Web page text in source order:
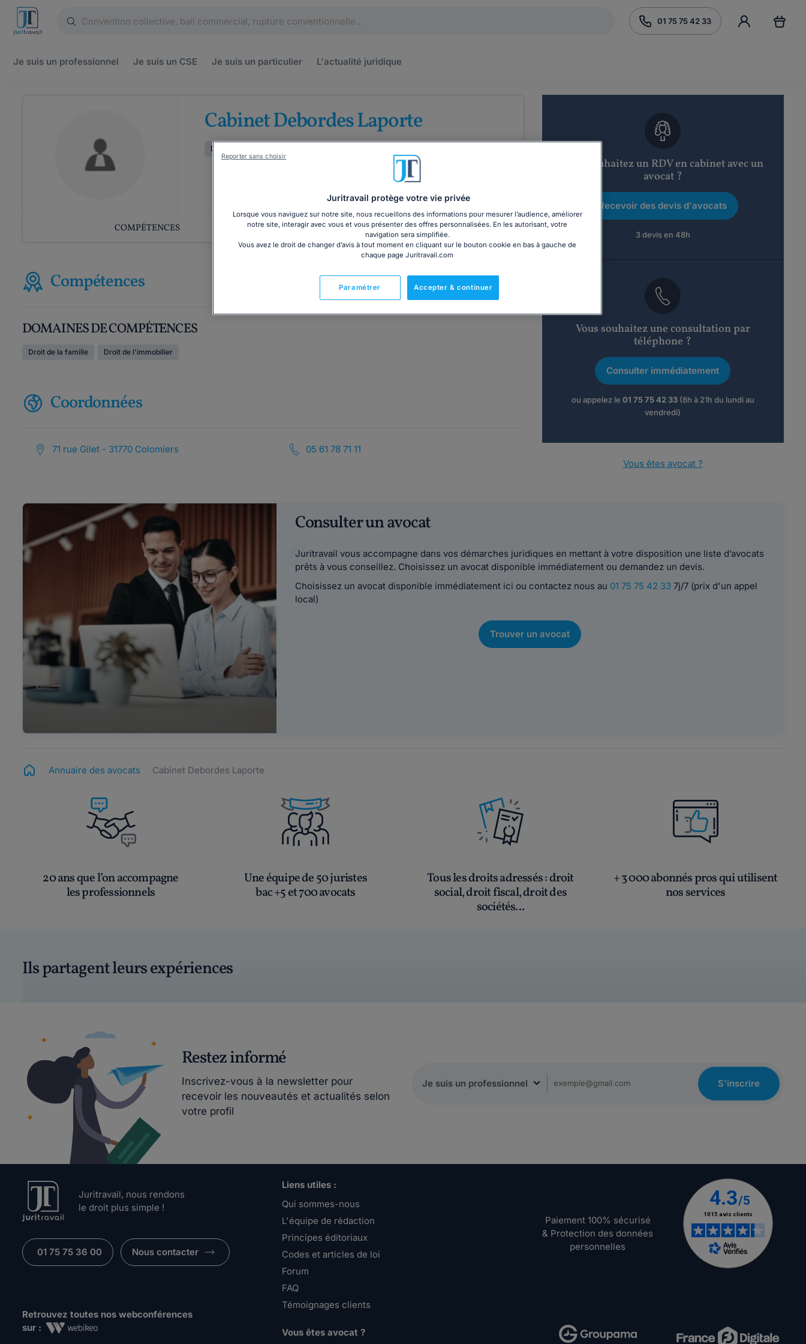
01 75 75 42 33
Je suis un professionnel Je suis un CSE Je suis un particulier L'actualité juridique
Cabinet Debordes Laporte
Droit de la famille
COMPÉTENCES COORDONNÉES
Compétences
DOMAINES DE COMPÉTENCES
Droit de la famille Droit de l'immobilier
Coordonnées
71 rue Gilet - 31770 Colomiers 05 61 78 71 11
Vous souhaitez un RDV en cabinet avec un
avocat ?
Recevoir des devis d'avocats
3 devis en 48h
Vous souhaitez une consultation par
téléphone ?
Consulter immédiatement
ou appelez le 01 75 75 42 33(8h à 21h du lundi au
vendredi)
Vous êtes avocat ?
Consulter un avocat
Juritravail vous accompagne dans vos démarches juridiques en mettant à votre disposition une liste d’avocats
prêts à vous conseillez. Choisissez un avocat disponible immédiatement ou demandez un devis.
Choisissez un avocat disponible immédiatement ici ou contactez nous au 01 75 75 42 337j/7 (prix d'un appel
local)
Trouver un avocat
Annuaire des avocats Cabinet Debordes Laporte
20 ans que l’on accompagne
les professionnels
Une équipe de 50 juristes
bac +5 et 700 avocats
Tous les droits adressés: droit
social, droit fiscal, droit des
sociétés...
+ 3 000 abonnés pros qui utilisent
nos services
Ils partagent leurs expériences
Restez informé
Inscrivez-vous à la newsletter pour
recevoir les nouveautés et actualités selon
votre profil
S'inscrire
Juritravail, nous rendons
le droit plus simple !
01 75 75 36 00 Nous contacter
Retrouvez toutes nos webconférences
sur :
Liens utiles :
Qui sommes-nous
L'équipe de rédaction
Principes éditoriaux
Codes et articles de loi
Forum
FAQ
Témoignages clients
Vous êtes avocat ?
Paiement 100% sécurisé
& Protection des données
personnelles
Juritravail protège votre vie privée
Lorsque vous naviguez sur notre site, nous recueillons des informations pour mesurer l’audience, améliorer
notre site, interagir avec vous et vous présenter des offres personnalisées. En les autorisant, votre
navigation sera simplifiée.
Vous avez le droit de changer d’avis à tout moment en cliquant sur le bouton cookie en bas à gauche de
chaque page Juritravail.com
Accepter & continuer
Paramétrer
Reporter sans choisir